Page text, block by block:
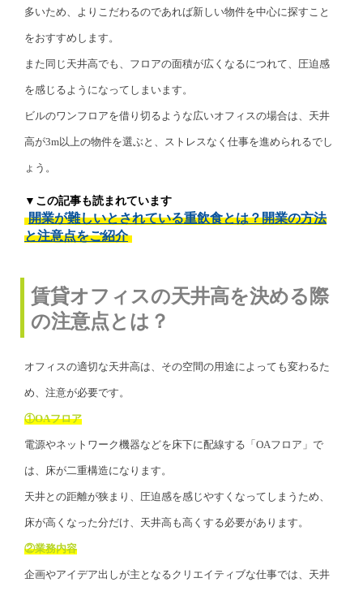
多いため、よりこだわるのであれば新しい物件を中心に探すこと
をおすすめします。
また同じ天井高でも、フロアの面積が広くなるにつれて、圧迫感
を感じるようになってしまいます。
ビルのワンフロアを借り切るような広いオフィスの場合は、天井
高が3m以上の物件を選ぶと、ストレスなく仕事を進められるでし
ょう。
▼この記事も読まれています
開業が難しいとされている重飲食とは？開業の方法
と注意点をご紹介
賃貸オフィスの天井高を決める際
の注意点とは？
オフィスの適切な天井高は、その空間の用途によっても変わるた
め、注意が必要です。
①OAフロア
電源やネットワーク機器などを床下に配線する「OAフロア」で
は、床が二重構造になります。
天井との距離が狭まり、圧迫感を感じやすくなってしまうため、
床が高くなった分だけ、天井高も高くする必要があります。
②業務内容
企画やアイデア出しが主となるクリエイティブな仕事では、天井